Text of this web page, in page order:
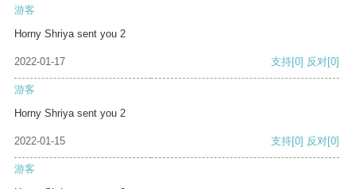
游客
Horny Shriya sent you 2
2022-01-17 支持[0] 反对[0]
游客
Horny Shriya sent you 2
2022-01-15 支持[0] 反对[0]
游客